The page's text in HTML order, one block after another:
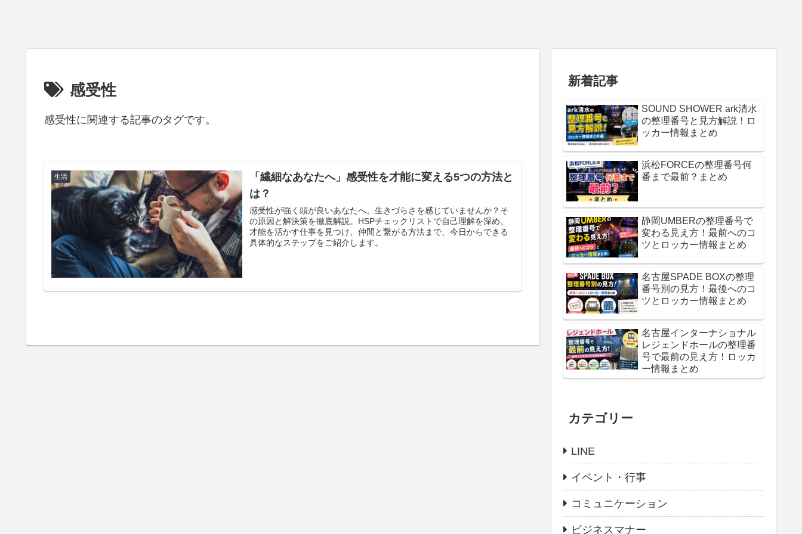
感受性
感受性に関連する記事のタグです。
生活
「繊細なあなたへ」感受性を才能に変える5つの方法と
は？
感受性が強く頭が良いあなたへ。生きづらさを感じていませんか？そ
の原因と解決策を徹底解説。HSPチェックリストで自己理解を深め、
才能を活かす仕事を見つけ、仲間と繋がる方法まで、今日からできる
具体的なステップをご紹介します。
新着記事
SOUND SHOWER ark清水
の整理番号と見方解説！ロ
ッカー情報まとめ
浜松FORCEの整理番号何
番まで最前？まとめ
静岡UMBERの整理番号で
変わる見え方！最前へのコ
ツとロッカー情報まとめ
名古屋SPADE BOXの整理
番号別の見方！最後へのコ
ツとロッカー情報まとめ
名古屋インターナショナル
レジェンドホールの整理番
号で最前の見え方！ロッカ
ー情報まとめ
カテゴリー
LINE
イベント・行事
コミュニケーション
ビジネスマナー